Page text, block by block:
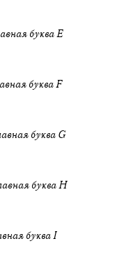
буква E
буква F
буква G
буква H
буква I